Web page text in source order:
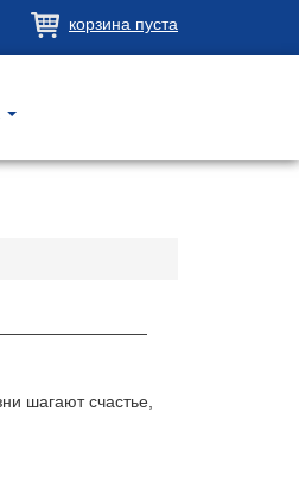
корзина пуста
шагают счастье,